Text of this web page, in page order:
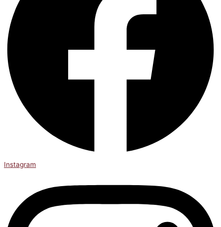
Instagram